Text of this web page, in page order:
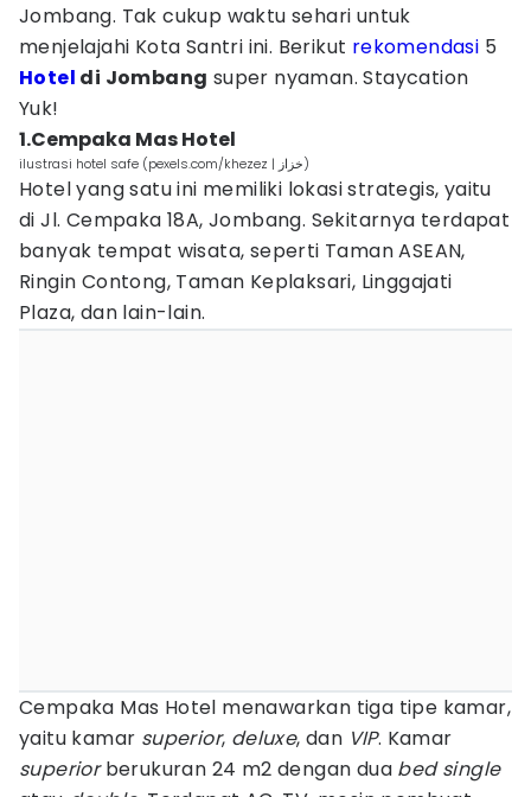
Jombang. Tak cukup waktu sehari untuk
menjelajahi Kota Santri ini. Berikut rekomendasi 5
Hotel di Jombang super nyaman. Staycation
Yuk!
1.Cempaka Mas Hotel
ilustrasi hotel safe (pexels.com/khezez | خزاز)
Hotel yang satu ini memiliki lokasi strategis, yaitu
di Jl. Cempaka 18A, Jombang. Sekitarnya terdapat
banyak tempat wisata, seperti Taman ASEAN,
Ringin Contong, Taman Keplaksari, Linggajati
Plaza, dan lain-lain.
Cempaka Mas Hotel menawarkan tiga tipe kamar,
yaitu kamar superior, deluxe, dan VIP. Kamar
superiorberukuran 24 m2 dengan dua bed single